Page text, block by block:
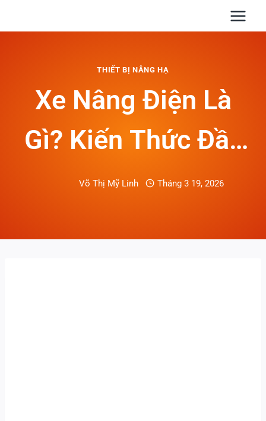
THIẾT BỊ NÂNG HẠ
Xe Nâng Điện Là
Gì? Kiến Thức Đầy
Đủ Cho Kho Bãi,
Võ Thị Mỹ Linh Tháng 3 19, 2026